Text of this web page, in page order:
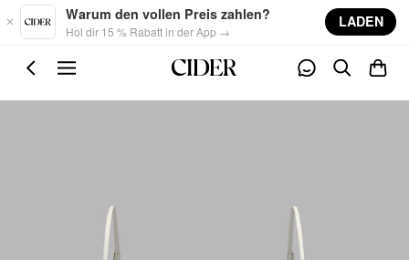
Skip to main content
Warum den vollen Preis zahlen?
Hol dir 15 % Rabatt in der App →
LADEN